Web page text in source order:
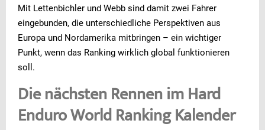
Mit Lettenbichler und Webb sind damit zwei Fahrer
eingebunden, die unterschiedliche Perspektiven aus
Europa und Nordamerika mitbringen – ein wichtiger
Punkt, wenn das Ranking wirklich global funktionieren
soll.
Die nächsten Rennen im Hard
Enduro World Ranking Kalender